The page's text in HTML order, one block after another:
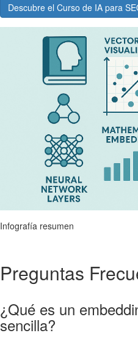
Descubre el Curso de IA para
Infografía resumen
Preguntas
¿Qué es un
sencilla?